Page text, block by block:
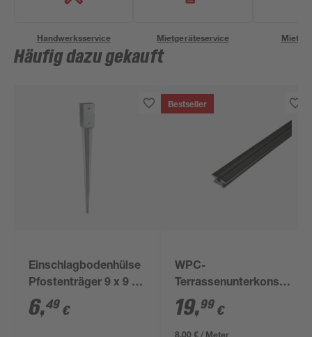
Handwerksservice Mietgeräteservice
Häufig dazu gekauft
Einschlagbodenhülse
Pfostenträger 9 x 9 x
90 cm
6,49 €
Bestseller
WPC-
anthrazit 2500 x 60 x
30 mm
19,99 €
8,00 € / Meter